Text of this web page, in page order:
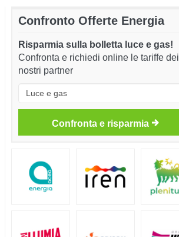
Confronto Offerte Energia
Risparmia sulla bolletta luce e gas!
Confronta e richiedi online le tariffe dei
nostri partner
Confronta e risparmia